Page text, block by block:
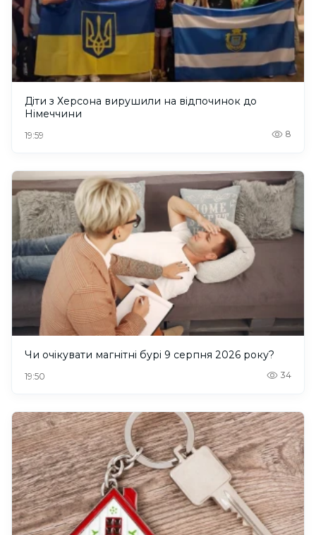
Діти з Херсона вирушили на відпочинок до
Німеччини
19:59 8
Чи очікувати магнітні бурі 9 серпня 2026 року?
19:50 34